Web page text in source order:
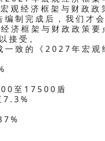
观经济框架与财政
编制完成后，我们才
济框架与财政政策
接受。
一致的《2027年宏
至17500盾
7.3%